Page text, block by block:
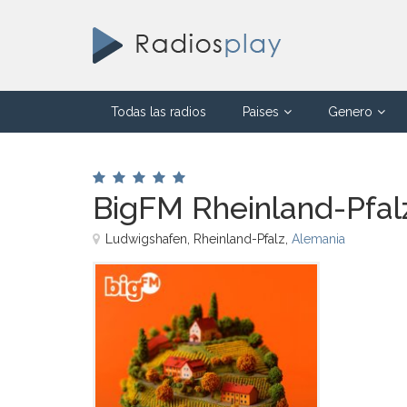
Todas las radios Paises Genero
BigFM Rheinland-
Ludwigshafen, Rheinland-Pfalz, Alemania